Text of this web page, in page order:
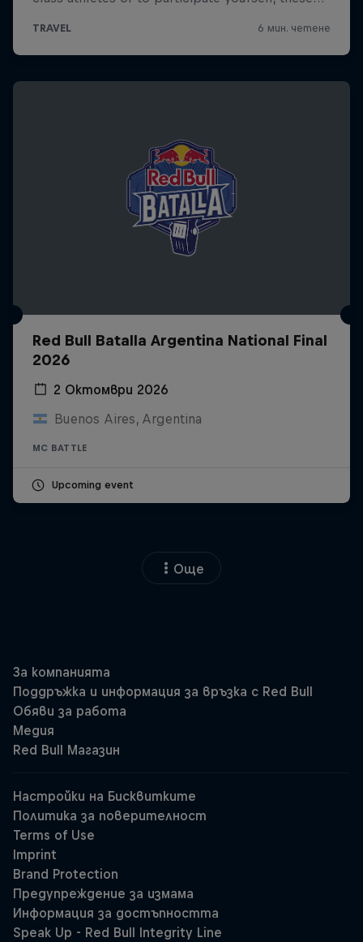
Red Bull Batalla Argentina National Final
2026
2 Октомври 2026
Buenos Aires, Argentina
MC BATTLE
Upcoming event
Още